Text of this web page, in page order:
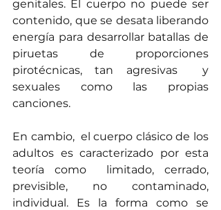
genitales. El cuerpo no puede ser
contenido, que se desata liberando
energía para desarrollar batallas de
piruetas de proporciones
pirotécnicas, tan agresivas  y
sexuales como las propias
canciones.
En cambio,  el cuerpo clásico de los
adultos es caracterizado por esta
teoría como  limitado, cerrado,
previsible, no contaminado,
individual. Es la forma como se